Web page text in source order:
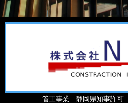
管工事業 静岡県知事許可